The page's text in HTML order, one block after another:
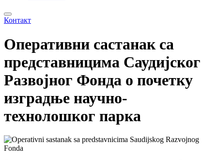
Контакт
Оперативни састанак са
представницима Саудијског
Развојног Фонда о почетку
изградње научно-
технолошког парка